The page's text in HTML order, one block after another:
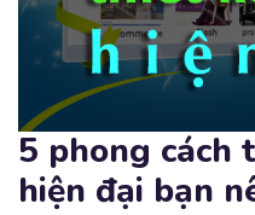
5 phong cách
hiện đại bạn